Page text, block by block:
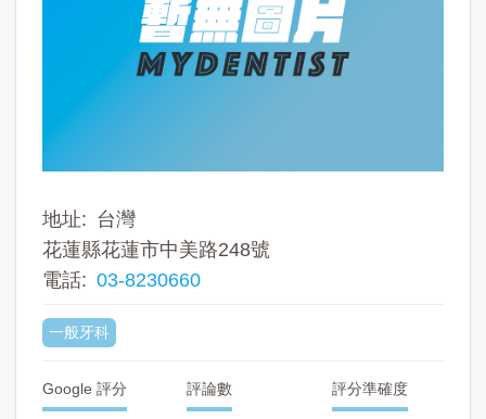
地址
台灣
花蓮縣花蓮市中美路248號
電話
03-8230660
一般牙科
Google 評分 評論數 評分準確度